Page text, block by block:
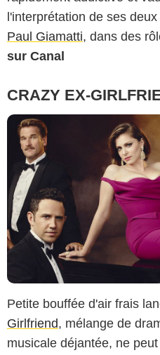
l'interprétation de ses
Paul Giamatti, dans des
sur Canal
CRAZY EX-
Petite bouffée d'air frais
Girlfriend, mélange de
musicale déjantée, ne